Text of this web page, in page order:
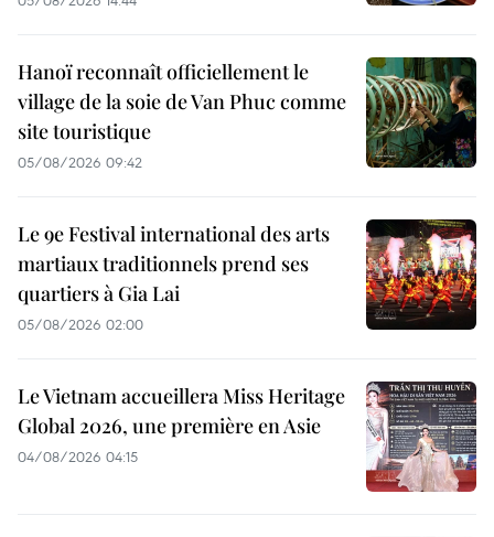
Hanoï reconnaît officiellement le
village de la soie de Van Phuc comme
site touristique
05/08/2026 09:42
Le 9e Festival international des arts
martiaux traditionnels prend ses
quartiers à Gia Lai
05/08/2026 02:00
Le Vietnam accueillera Miss Heritage
Global 2026, une première en Asie
04/08/2026 04:15